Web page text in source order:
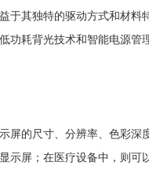
其独特的驱动方式和材
耗背光技术和智能电源管
的尺寸、分辨率、色彩
屏；在医疗设备中，则可